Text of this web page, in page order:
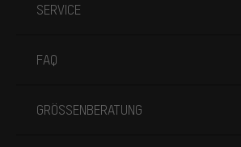
SERVICE
FAQ
GRÖSSENBERATUNG